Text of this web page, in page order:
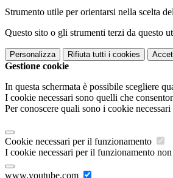
Strumento utile per orientarsi nella scelta
Questo sito o gli strumenti terzi da questo
Personalizza Rifiuta tutti i cookies
Gestione cookie
In questa schermata è possibile scegliere
I cookie necessari sono quelli che
Per conoscere quali sono i cookie
Cookie necessari per il funzionamento
I cookie necessari per il funzionamento
www.youtube.com